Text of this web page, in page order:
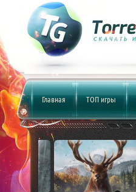
Главная ТОП игры